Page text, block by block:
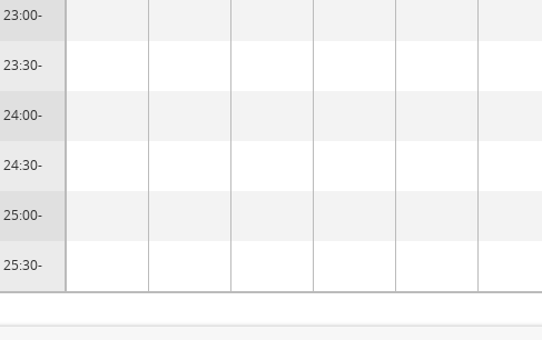
23:00-
23:30-
24:00-
24:30-
25:00-
25:30-